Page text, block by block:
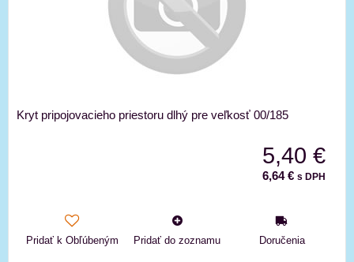
Kryt pripojovacieho priestoru dlhý pre veľkosť 00/185
5,40 €
6,64 € s DPH
Pridať k Obľúbeným Pridať do zoznamu Doručenia